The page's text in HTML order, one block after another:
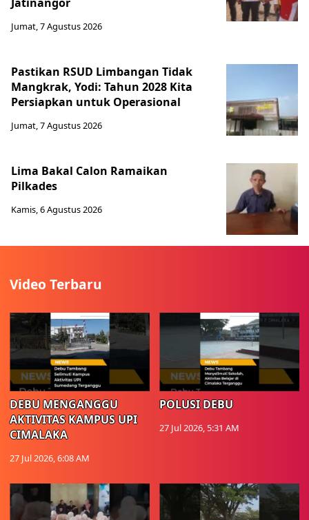
Jumat, 7 Agustus 2026
Pastikan RSUD Limbangan Tidak
Mangkrak, Yodi: Tahun 2028 Kita
Persiapkan untuk Operasional
Jumat, 7 Agustus 2026
Lima Bakal Calon Ramaikan
Pilkades
Kamis, 6 Agustus 2026
Video Terbaru
DEBU MENGANGGU
AKTIVITAS KAMPUS UPI
CIMALAKA
27 Jul 2026, 6:08 AM
POLUSI DEBU
27 Jul 2026, 5:31 AM